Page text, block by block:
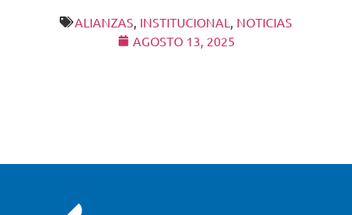
ALIANZAS INSTITUCIONAL
NOTICIAS
AGOSTO 13, 2025